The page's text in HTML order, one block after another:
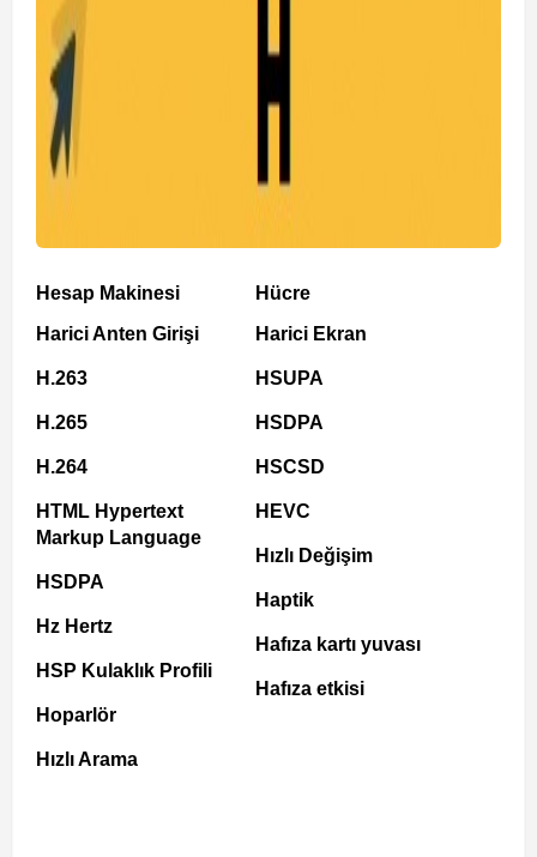
Hesap Makinesi
Harici Anten Girişi
H.263
H.265
H.264
HTML Hypertext
Markup Language
HSDPA
Hz Hertz
HSP Kulaklık Profili
Hoparlör
Hızlı Arama
Hücre
Harici Ekran
HSUPA
HSDPA
HSCSD
HEVC
Hızlı Değişim
Haptik
Hafıza kartı yuvası
Hafıza etkisi